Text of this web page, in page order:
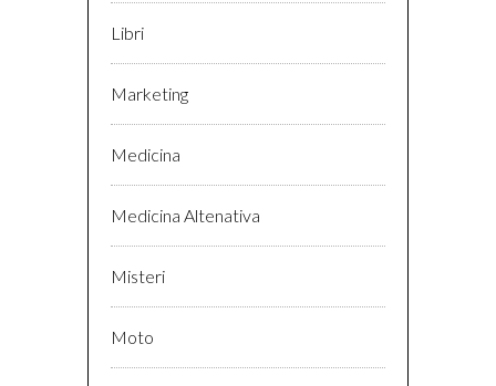
Libri
Marketing
Medicina
Medicina Altenativa
Misteri
Moto